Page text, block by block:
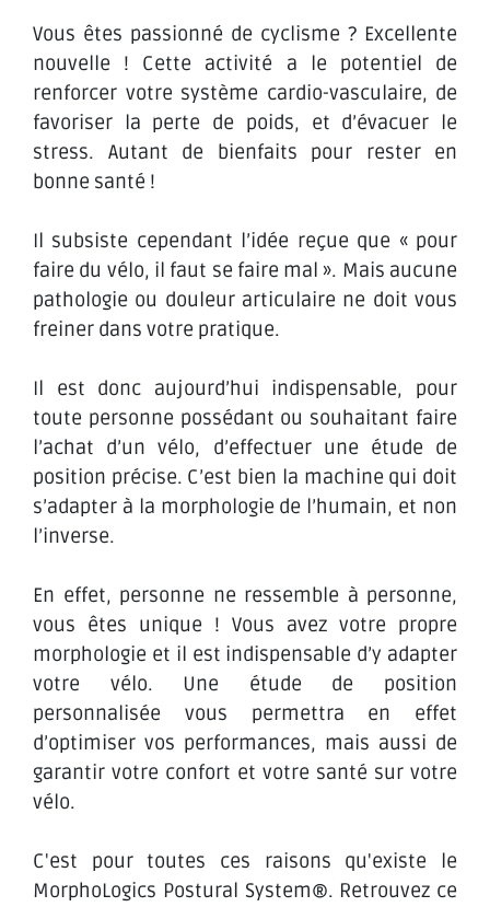
Vous êtes passionné de cyclisme ? Excellente
nouvelle ! Cette activité a le potentiel de
renforcer votre système cardio-vasculaire, de
favoriser la perte de poids, et d’évacuer le
stress. Autant de bienfaits pour rester en
bonne santé !
Il subsiste cependant l’idée reçue que « pour
faire du vélo, il faut se faire mal ». Mais aucune
pathologie ou douleur articulaire ne doit vous
freiner dans votre pratique.
Il est donc aujourd’hui indispensable, pour
toute personne possédant ou souhaitant faire
l’achat d’un vélo, d’effectuer une étude de
position précise. C’est bien la machine qui doit
s’adapter à la morphologie de l’humain, et non
l’inverse.
En effet, personne ne ressemble à personne,
vous êtes unique ! Vous avez votre propre
morphologie et il est indispensable d’y adapter
votre vélo. Une étude de position
personnalisée vous permettra en effet
d’optimiser vos performances, mais aussi de
garantir votre confort et votre santé sur votre
vélo.
C'est pour toutes ces raisons qu'existe le
MorphoLogics Postural System®. Retrouvez ce